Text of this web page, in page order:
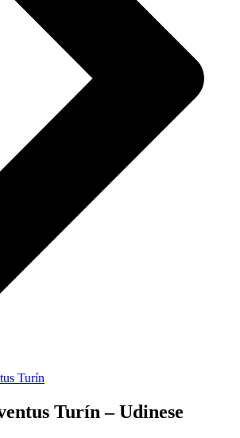
Turín
Turín – Udinese